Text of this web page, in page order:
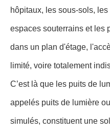
hôpitaux, les sous-sols,
espaces souterrains et les
dans un plan d'étage,
limité, voire totalement
C’est là que les puits de
appelés puits de lumière
simulés, constituent une